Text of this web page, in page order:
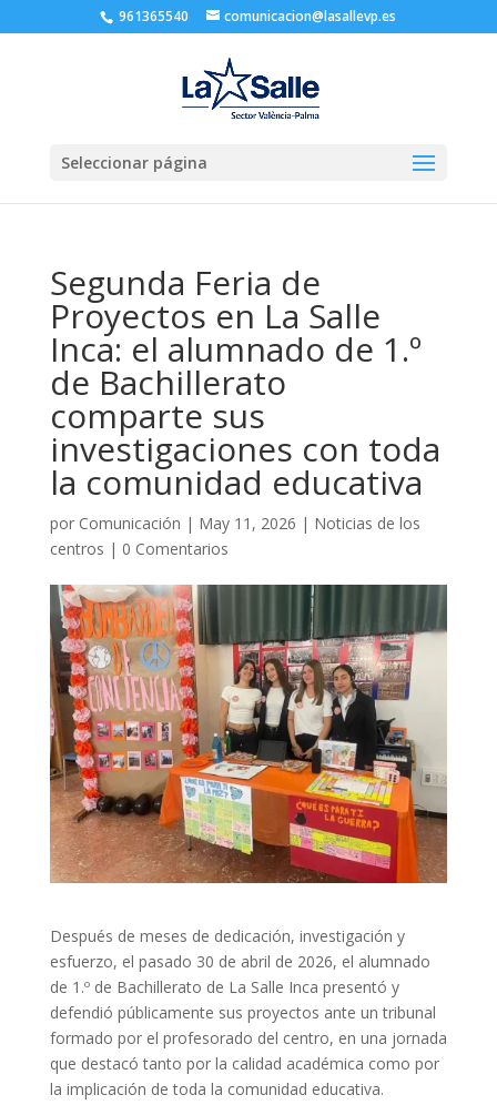
961365540 comunicacion@lasallevp.es
Seleccionar página
Segunda Feria de
Proyectos en La Salle
Inca: el alumnado de 1.º
de Bachillerato
comparte sus
investigaciones con toda
la comunidad educativa
por Comunicación | May 11, 2026 | Noticias de los
centros | 0 Comentarios
Después de meses de dedicación, investigación y
esfuerzo, el pasado 30 de abril de 2026, el alumnado
de 1.º de Bachillerato de La Salle Inca presentó y
defendió públicamente sus proyectos ante un tribunal
formado por el profesorado del centro, en una jornada
que destacó tanto por la calidad académica como por
la implicación de toda la comunidad educativa.